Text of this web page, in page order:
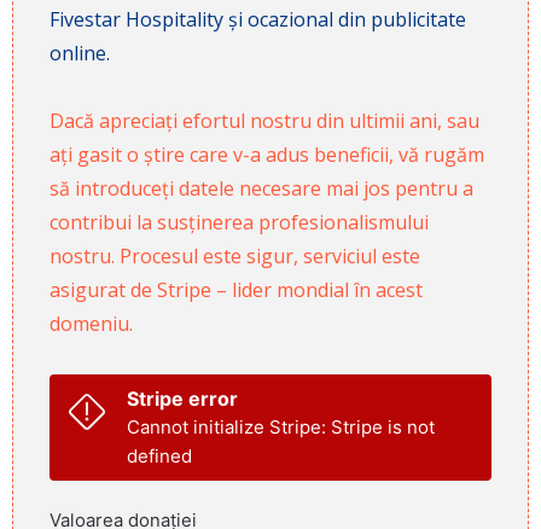
Fivestar Hospitality și ocazional din publicitate
online.
Dacă apreciați efortul nostru din ultimii ani, sau
ați gasit o știre care v-a adus beneficii, vă rugăm
să introduceți datele necesare mai jos pentru a
contribui la susținerea profesionalismului
nostru. Procesul este sigur, serviciul este
asigurat de Stripe – lider mondial în acest
domeniu.
Stripe error
Cannot initialize Stripe: Stripe is not
defined
Valoarea donației